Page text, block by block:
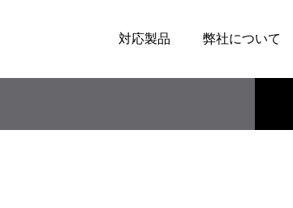
対応製品 弊社について